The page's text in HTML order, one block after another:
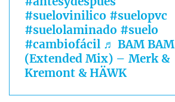
#suelovinilico #suelopvc
#suelolaminado #suelo
#cambiofácil ♬ BAM BAM
(Extended Mix) – Merk &
Kremont & HÄWK